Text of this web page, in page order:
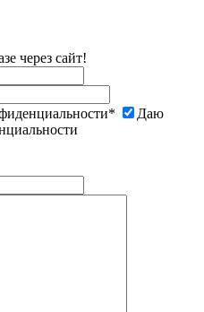
через сайт!
*
Даю